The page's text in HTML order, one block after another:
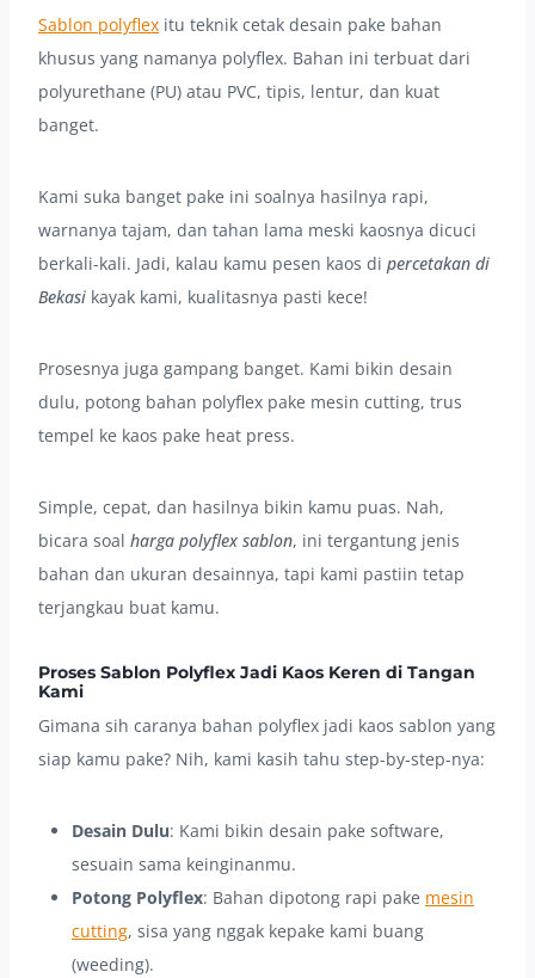
Sablon polyflex itu teknik cetak desain pake bahan
khusus yang namanya polyflex. Bahan ini terbuat dari
polyurethane (PU) atau PVC, tipis, lentur, dan kuat
banget.
Kami suka banget pake ini soalnya hasilnya rapi,
warnanya tajam, dan tahan lama meski kaosnya dicuci
berkali-kali. Jadi, kalau kamu pesen kaos di percetakan di
Bekasi kayak kami, kualitasnya pasti kece!
Prosesnya juga gampang banget. Kami bikin desain
dulu, potong bahan polyflex pake mesin cutting, trus
tempel ke kaos pake heat press.
Simple, cepat, dan hasilnya bikin kamu puas. Nah,
bicara soal harga polyflex sablon, ini tergantung jenis
bahan dan ukuran desainnya, tapi kami pastiin tetap
terjangkau buat kamu.
Proses Sablon Polyflex Jadi Kaos Keren di Tangan
Kami
Gimana sih caranya bahan polyflex jadi kaos sablon yang
siap kamu pake? Nih, kami kasih tahu step-by-step-nya:
Desain Dulu: Kami bikin desain pake software,
sesuain sama keinginanmu.
Potong Polyflex: Bahan dipotong rapi pake mesin
cutting, sisa yang nggak kepake kami buang
(weeding).